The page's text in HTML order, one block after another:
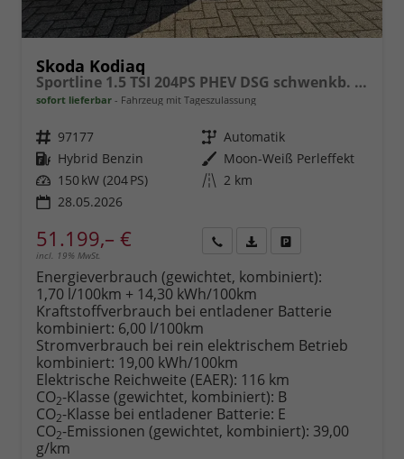
Skoda Kodiaq
Sportline 1.5 TSI 204PS PHEV DSG schwenkb. AHK elektr. PanoDach HUD Alcantara PDC v+h 360°Kamera CANTON Sound Klimaautomatik Sitzheizung Lenkradheizung Navi Apple CarPlay Android Auto 2xKeyless 19"LM vollelektr. Reichweite 116KM
sofort lieferbar Fahrzeug mit Tageszulassung
Fahrzeugnr. 97177 Getriebe Automatik
Kraftstoff Hybrid Benzin Außenfarbe Moon-Weiß Perleffekt
Leistung 150 kW (204 PS) Kilometerstand 2 km
28.05.2026
51.199,– €
incl. 19% MwSt.
anfordernDatei,
Fahrzeugexposé
drucken
drucken,
parken
oder
vergleichen
Energieverbrauch (gewichtet, kombiniert):
1,70 l/100km + 14,30 kWh/100km
Kraftstoffverbrauch bei entladener Batterie
kombiniert: 6,00 l/100km
Stromverbrauch bei rein elektrischem Betrieb
kombiniert: 19,00 kWh/100km
Elektrische Reichweite (EAER): 116 km
CO2-Klasse (gewichtet, kombiniert): B
CO2-Klasse bei entladener Batterie: E
CO2-Emissionen (gewichtet, kombiniert): 39,00
g/km